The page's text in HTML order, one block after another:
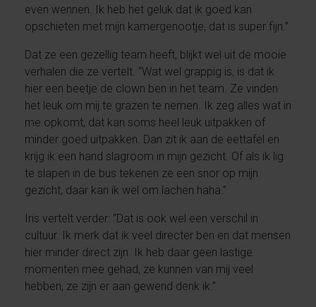
even wennen. Ik heb het geluk dat ik goed kan
opschieten met mijn kamergenootje, dat is super fijn.”
Dat ze een gezellig team heeft, blijkt wel uit de mooie
verhalen die ze vertelt. “Wat wel grappig is, is dat ik
hier een beetje de clown ben in het team. Ze vinden
het leuk om mij te grazen te nemen. Ik zeg alles wat in
me opkomt, dat kan soms heel leuk uitpakken of
minder goed uitpakken. Dan zit ik aan de eettafel en
krijg ik een hand slagroom in mijn gezicht. Of als ik lig
te slapen in de bus tekenen ze een snor op mijn
gezicht, daar kan ik wel om lachen haha.”
Iris vertelt verder: “Dat is ook wel een verschil in
cultuur. Ik merk dat ik veel directer ben en dat mensen
hier minder direct zijn. Ik heb daar geen lastige
momenten mee gehad, ze kunnen van mij veel
hebben, ze zijn er aan gewend denk ik.”